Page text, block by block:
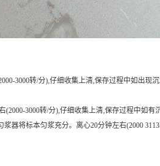
3000转/分),仔细收集上清,保存过程中如出
3000转/分),仔细收集上清,保存过程中如有
器将标本匀浆充分。离心20分钟左右(2000